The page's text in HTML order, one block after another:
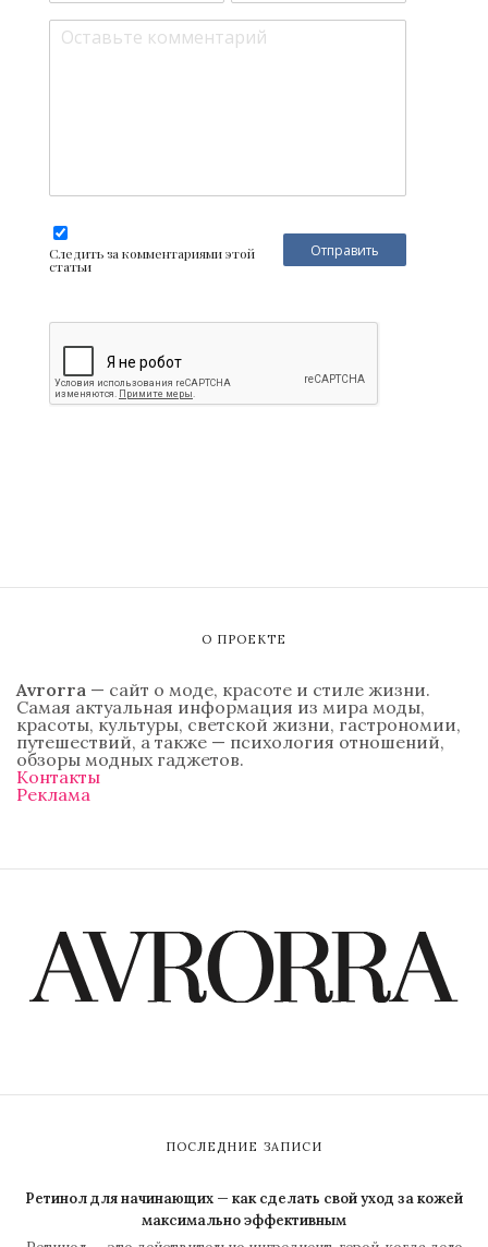
Следить за комментариями этой
статьи
О ПРОЕКТЕ
Avrorra — сайт о моде, красоте и стиле жизни.
Самая актуальная информация из мира моды,
красоты, культуры, светской жизни, гастрономии,
путешествий, а также — психология отношений,
обзоры модных гаджетов.
Контакты
Реклама
ПОСЛЕДНИЕ ЗАПИСИ
Ретинол для начинающих — как сделать свой уход за кожей
максимально эффективным